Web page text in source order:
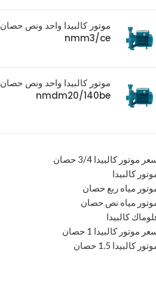
موتور كالبيدا واحد ونص حصان
nmm3/ce
موتور كالبيدا واحد ونص حصان
nmdm20/140be
موتور كالبيدا 3/4 حصان
كالبيدا
مياه ربع حصان
مياه نص حصان
كالبيدا
موتور كالبيدا 1 حصان
كالبيدا 1.5 حصان